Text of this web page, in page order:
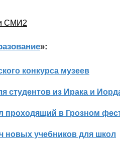
СМИ2
»:
конкурса музеев
студентов из Ирака и
в Грозном
новых учебников для школ